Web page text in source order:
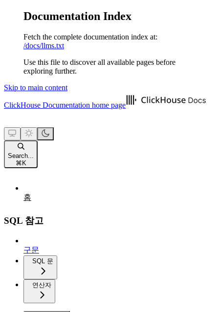
Documentation Index
Fetch the complete documentation index at:
/docs/llms.txt
Use this file to discover all available pages before
exploring further.
Skip to main content
ClickHouse Documentation home page
Search...
⌘ K
홈
SQL 참고
구문
SQL 문
연산자